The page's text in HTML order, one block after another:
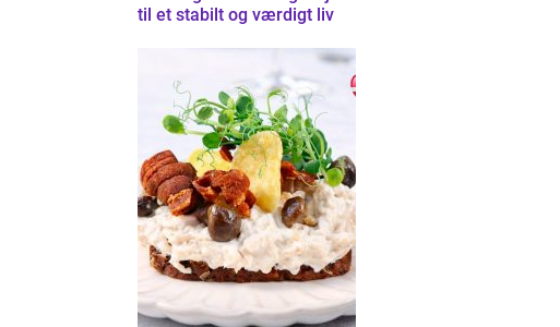
til et stabilt og værdigt liv